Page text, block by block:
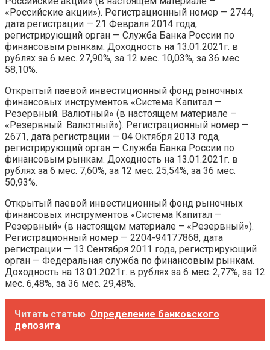
«Российские акции»). Регистрационный номер — 2744,
дата регистрации — 21 Февраля 2014 года,
регистрирующий орган — Служба Банка России по
финансовым рынкам. Доходность на 13.01.2021г. в
рублях за 6 мес. 27,90%, за 12 мес. 10,03%, за 36 мес.
58,10%.
Открытый паевой инвестиционный фонд рыночных
финансовых инструментов «Система Капитал —
Резервный. Валютный» (в настоящем материале –
«Резервный. Валютный»). Регистрационный номер —
2671, дата регистрации — 04 Октября 2013 года,
регистрирующий орган — Служба Банка России по
финансовым рынкам. Доходность на 13.01.2021г. в
рублях за 6 мес. 7,60%, за 12 мес. 25,54%, за 36 мес.
50,93%.
Открытый паевой инвестиционный фонд рыночных
финансовых инструментов «Система Капитал —
Резервный» (в настоящем материале – «Резервный»).
Регистрационный номер — 2204-94177868, дата
регистрации — 13 Сентября 2011 года, регистрирующий
орган — Федеральная служба по финансовым рынкам.
Доходность на 13.01.2021г. в рублях за 6 мес. 2,77%, за 12
мес. 6,48%, за 36 мес. 29,48%.
Читать статью Определение банковского
депозита